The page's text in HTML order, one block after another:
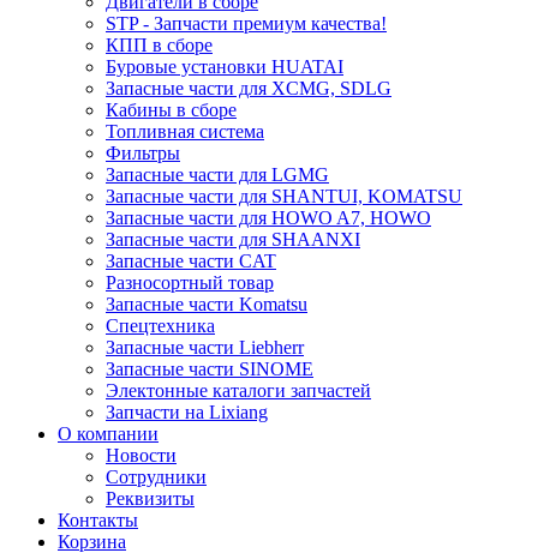
STP - Запчасти премиум качества!
КПП в сборе
Буровые установки HUATAI
Запасные части для XCMG, SDLG
Кабины в сборе
Топливная система
Фильтры
Запасные части для LGMG
Запасные части для SHANTUI, KOMATSU
Запасные части для HOWO A7, HOWO
Запасные части для SHAANXI
Запасные части CAT
Разносортный товар
Запасные части Komatsu
Спецтехника
Запасные части Liebherr
Запасные части SINOME
Электонные каталоги запчастей
Запчасти на Lixiang
О компании
Новости
Сотрудники
Реквизиты
Контакты
Корзина